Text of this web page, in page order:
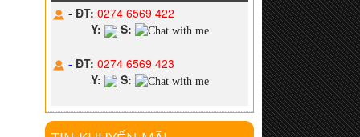
-ĐT: 0274 6569 422
Y:
S:
-ĐT: 0274 6569 423
Y:
S: